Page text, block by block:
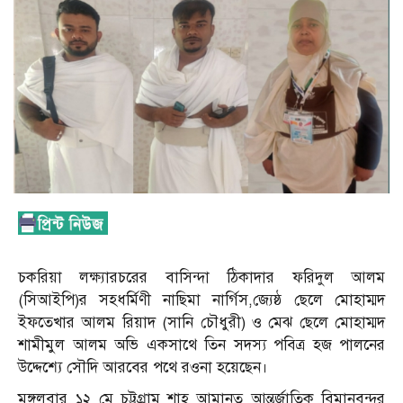
চকরিয়া লক্ষ্যারচরের বাসিন্দা ঠিকাদার ফরিদুল আলম
(সিআইপি)র সহধর্মিণী নাছিমা নার্গিস,জ্যেষ্ঠ ছেলে মোহাম্মদ
ইফতেখার আলম রিয়াদ (সানি চৌধুরী) ও মেঝ ছেলে মোহাম্মদ
শামীমুল আলম অভি একসাথে তিন সদস্য পবিত্র হজ পালনের
উদ্দেশ্যে সৌদি আরবের পথে রওনা হয়েছেন।